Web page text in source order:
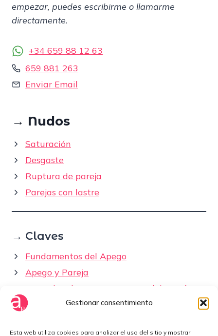
Gestionar consentimiento
Esta web utiliza cookies para analizar el uso del sitio y mostrar
empezar, puedes escribirme o llamarme
directamente.
+34 659 88 12 63
659 881 263
Enviar Email
→ Nudos
Saturación
Desgaste
Ruptura de pareja
Parejas con lastre
→ Claves
Fundamentos del Apego
Apego y Pareja
Entender el apego no te saca del patrón
Cómo elegir pareja